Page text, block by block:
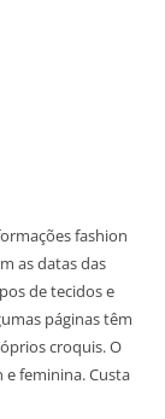
fashion
as datas das
de tecidos e
páginas têm
croquis. O
e feminina. Custa